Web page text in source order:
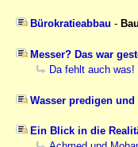
Bürokratieabbau -
Messer? Das war
Da fehlt auch was!
Wasser predigen und
Ein Blick in die